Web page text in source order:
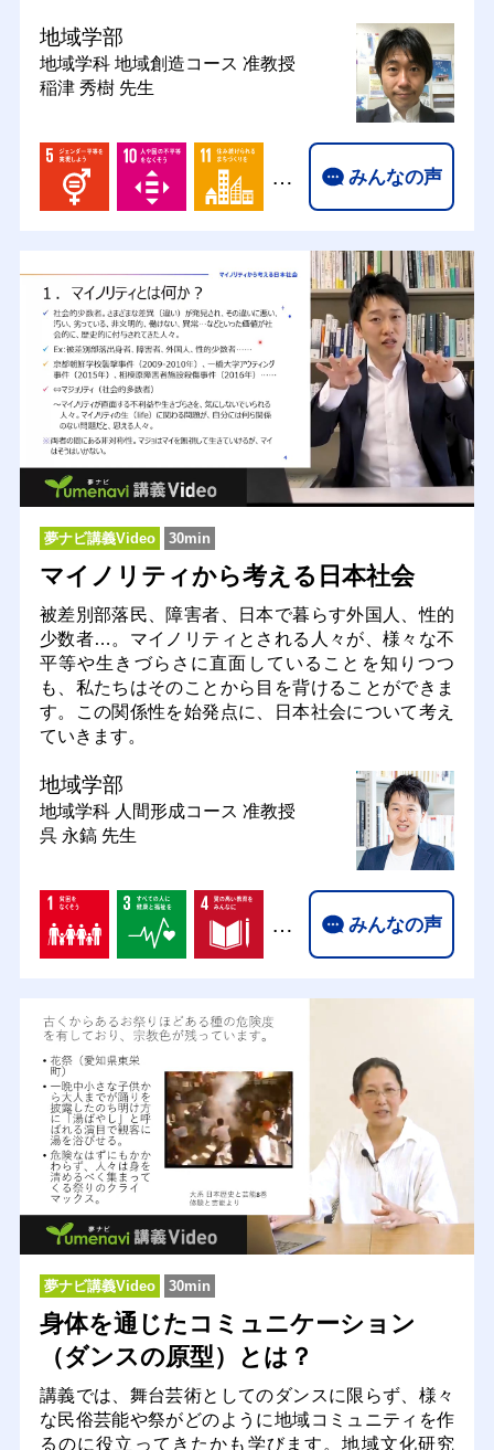
地域学部
地域学科 地域創造コース 准教授
稲津 秀樹 先生
… みんなの声
夢ナビ講義Video 30min
マイノリティから考える日本社会
被差別部落民、障害者、日本で暮らす外国人、性的
少数者…。マイノリティとされる人々が、様々な不
平等や生きづらさに直面していることを知りつつ
も、私たちはそのことから目を背けることができま
す。この関係性を始発点に、日本社会について考え
ていきます。
地域学部
地域学科 人間形成コース 准教授
呉 永鎬 先生
… みんなの声
夢ナビ講義Video 30min
身体を通じたコミュニケーション
（ダンスの原型）とは？
講義では、舞台芸術としてのダンスに限らず、様々
な民俗芸能や祭がどのように地域コミュニティを作
るのに役立ってきたかも学びます。地域文化研究